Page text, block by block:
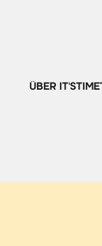
ÜBER